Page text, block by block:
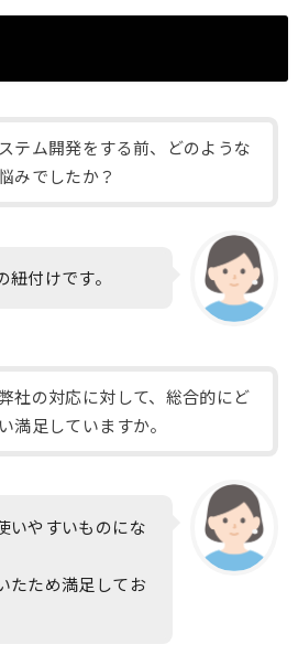
テム開発をする前、どのような
みでしたか？
付けです。
社の対応に対して、総合的にど
満足していますか。
いやすいものにな
たため満足してお